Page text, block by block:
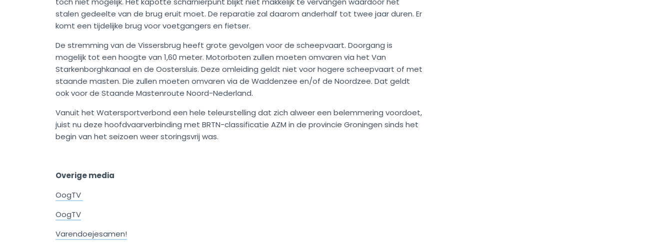
stalen gedeelte van de brug eruit moet. De reparatie zal daarom anderhalf tot twee jaar duren. Er
komt een tijdelijke brug voor voetgangers en fietser.
De stremming van de Vissersbrug heeft grote gevolgen voor de scheepvaart. Doorgang is
mogelijk tot een hoogte van 1,60 meter. Motorboten zullen moeten omvaren via het Van
Starkenborghkanaal en de Oostersluis. Deze omleiding geldt niet voor hogere scheepvaart of met
staande masten. Die zullen moeten omvaren via de Waddenzee en/of de Noordzee. Dat geldt
ook voor de Staande Mastenroute Noord-Nederland.
Vanuit het Watersportverbond een hele teleurstelling dat zich alweer een belemmering voordoet,
juist nu deze hoofdvaarverbinding met BRTN-classificatie AZM in de provincie Groningen sinds het
begin van het seizoen weer storingsvrij was.
Overige media
OogTV
OogTV
Varendoejesamen!